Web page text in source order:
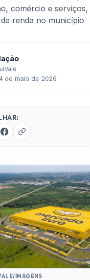
IMAGENS
a abrir vagas
do início das
que será
tem potencial
empregos diretos
um dos maiores
recentes no setor